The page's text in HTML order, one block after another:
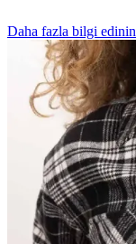
Daha fazla bilgi edinin